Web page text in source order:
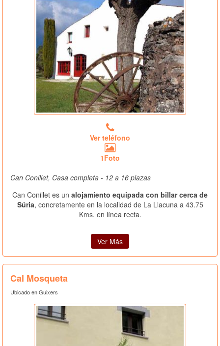
Ver teléfono
1Foto
Can Conillet, Casa completa - 12 a 16 plazas
Can Conillet es un alojamiento equipada con billar cerca de
Súria, concretamente en la localidad de La Llacuna a 43.75
Kms. en línea recta.
Ver Más
Cal Mosqueta
Ubicado en Guixers